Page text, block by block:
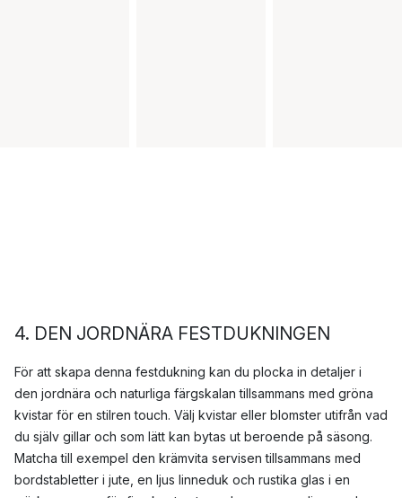
4. DEN JORDNÄRA FESTDUKNINGEN
För att skapa denna festdukning kan du plocka in detaljer i
den jordnära och naturliga färgskalan tillsammans med gröna
kvistar för en stilren touch. Välj kvistar eller blomster utifrån vad
du själv gillar och som lätt kan bytas ut beroende på säsong.
Matcha till exempel den krämvita servisen tillsammans med
bordstabletter i jute, en ljus linneduk och rustika glas i en